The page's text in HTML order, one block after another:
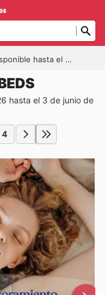
hasta el 03/06/2026
hasta el 3 de junio de
4